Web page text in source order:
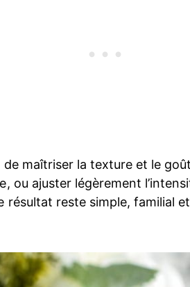
de maîtriser la texture et le
ou ajuster légèrement
résultat reste simple, familial